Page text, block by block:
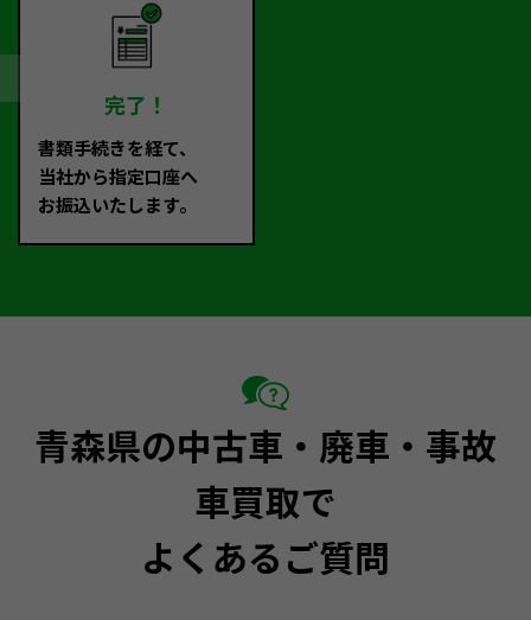
完了！
書類手続きを経て、
当社から指定口座へ
お振込いたします。
青森県の中古車・廃車・事故
車買取で
よくあるご質問